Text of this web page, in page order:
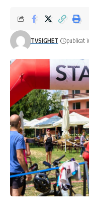
TVSIGHET publicat